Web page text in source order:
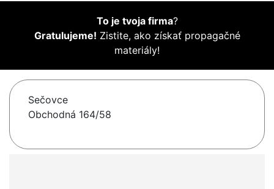
To je tvoja firma?
Gratulujeme! Zistite, ako získať propagačné
materiály!
Sečovce
Obchodná 164/58